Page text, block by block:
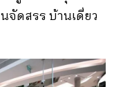
จัดสรร บ้านเดี่ยว